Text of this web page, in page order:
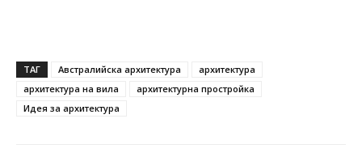
ТАГ Австралийска архитектура
архитектура
архитектура на вила
архитектурна простройка
Идея за архитектура